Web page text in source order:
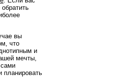
вы
что
и
мечты,
планировать